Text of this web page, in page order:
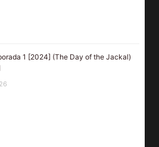
1 [2024] (The Day of the Jackal)